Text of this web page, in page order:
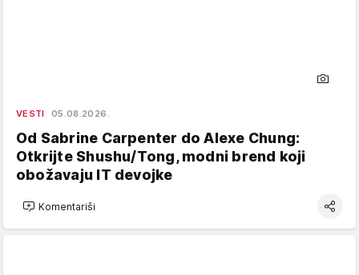
VESTI 05.08.2026.
Od Sabrine Carpenter do Alexe Chung:
Otkrijte Shushu/Tong, modni brend koji
obožavaju IT devojke
Komentariši